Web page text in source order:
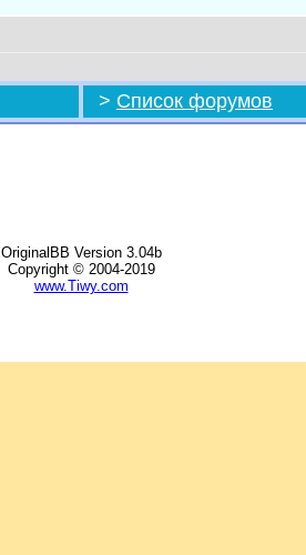
> Список форумов
OriginalBB Version 3.04b
Copyright © 2004-2019
www.Tiwy.com